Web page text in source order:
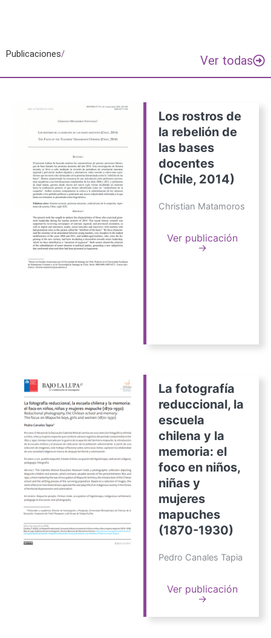
Publicaciones/ Ver todas
Los rostros de
la rebelión de
las bases
docentes
(Chile, 2014)
Christian Matamoros
Ver publicación
→
La fotografía
reduccional, la
escuela
chilena y la
memoria: el
foco en niños,
niñas y
mujeres
mapuches
(1870-1930)
Pedro Canales Tapia
Ver publicación
→